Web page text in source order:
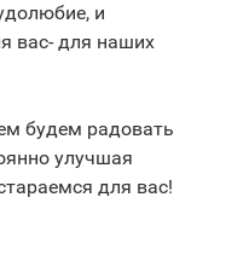
и
вас- для наших
будем радовать
улучшая
для вас!